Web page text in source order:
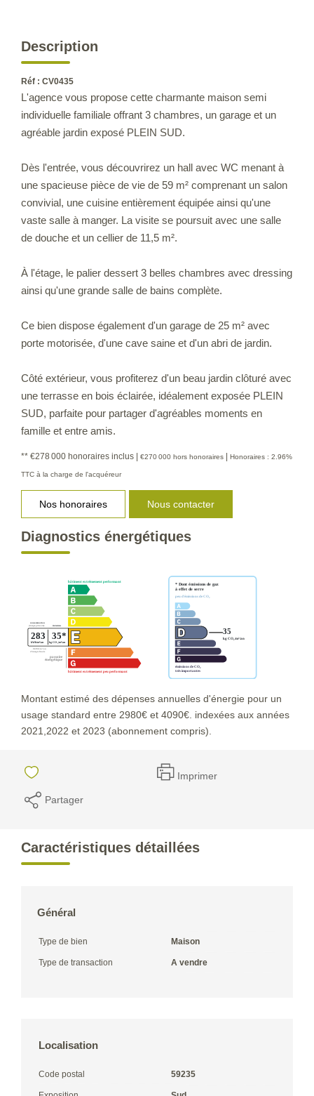
Description
Réf : CV0435
L'agence vous propose cette charmante maison semi
individuelle familiale offrant 3 chambres, un garage et un
agréable jardin exposé PLEIN SUD.
Dès l'entrée, vous découvrirez un hall avec WC menant à
une spacieuse pièce de vie de 59 m² comprenant un salon
convivial, une cuisine entièrement équipée ainsi qu'une
vaste salle à manger. La visite se poursuit avec une salle
de douche et un cellier de 11,5 m².
À l'étage, le palier dessert 3 belles chambres avec dressing
ainsi qu'une grande salle de bains complète.
Ce bien dispose également d'un garage de 25 m² avec
porte motorisée, d'une cave saine et d'un abri de jardin.
Côté extérieur, vous profiterez d'un beau jardin clôturé avec
une terrasse en bois éclairée, idéalement exposée PLEIN
SUD, parfaite pour partager d'agréables moments en
famille et entre amis.
** €278 000 honoraires inclus | €270 000 hors honoraires | Honoraires : 2.96%
TTC à la charge de l'acquéreur
Nos honoraires Nous contacter
Diagnostics énergétiques
Montant estimé des dépenses annuelles d'énergie pour un
usage standard entre 2980€ et 4090€. indexées aux années
2021,2022 et 2023 (abonnement compris).
Imprimer
Partager
Caractéristiques détaillées
Général
Type de bien Maison
Type de transaction A vendre
Localisation
Code postal 59235